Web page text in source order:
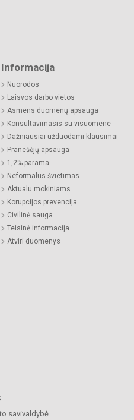
Informacija
Nuorodos
Laisvos darbo vietos
Asmens duomenų apsauga
Konsultavimasis su visuomene
Dažniausiai užduodami klausimai
Pranešėjų apsauga
1,2% parama
Neformalus švietimas
Aktualu mokiniams
Korupcijos prevencija
Civilinė sauga
Teisinė informacija
Atviri duomenys
savivaldybė